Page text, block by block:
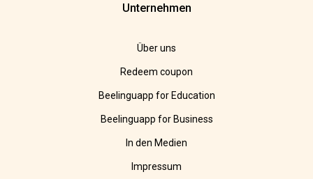
Unternehmen
Über uns
Redeem coupon
Beelinguapp for Education
Beelinguapp for Business
In den Medien
Impressum